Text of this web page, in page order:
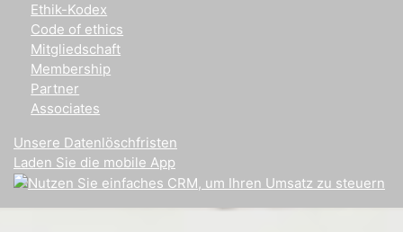
Ethik-Kodex
Code of ethics
Mitgliedschaft
Membership
Partner
Associates
Unsere Datenlöschfristen
Laden Sie die mobile App